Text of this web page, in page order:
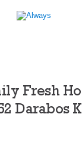
Fresh
Darabos